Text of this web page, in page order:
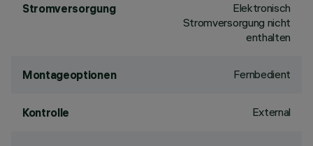
Stromversorgung
Elektronisch
Stromversorgung nicht
enthalten
Montageoptionen Fernbedient
Kontrolle External